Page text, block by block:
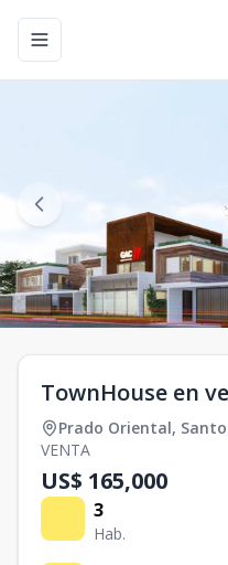
Toggle navigation menu
TownHouse en
Prado Oriental,
VENTA
US$ 165,000
3
Hab.